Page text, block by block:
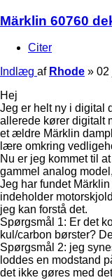
Märklin 60760
Citer
Indlæg af Rhode » 02
Hej
Jeg er helt ny i digital
allerede kører digitalt
et ældre Märklin
lære omkring
Nu er jeg kommet til
gammel analog
Jeg har fundet
indeholder
jeg kan forstå det.
Spørgsmål 1: Er det
kul/carbon børster?
Spørgsmål 2: jeg
loddes en modstand
det ikke gøres med